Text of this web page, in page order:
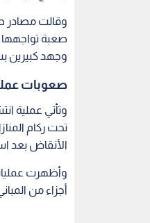
وقالت مصادر
صعبة تواجهها
وجهد كبيرين
صعوبات
وتأتي عملية
تحت ركام
الأنقاض بعد
وأظهرت
أجزاء من